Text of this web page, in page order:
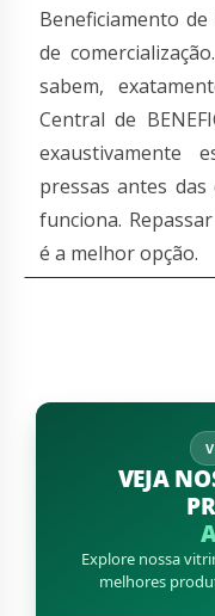
Beneficiamento
de
sabem,
Central de
exaustivamente
pressas antes
funciona.
é a melhor opção.
VEJA
Explore nossa
melhores